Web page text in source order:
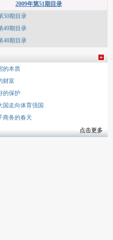
2009年第51期目录
50期目录
49期目录
48期目录
的本质
财富
的保护
国走向体育强国
商务的春天
点击更多